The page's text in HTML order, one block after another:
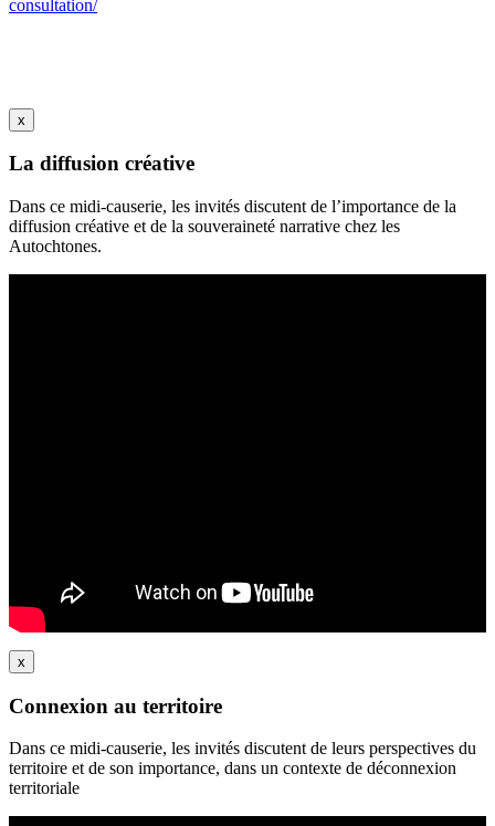
consultation/
x
La diffusion créative
Dans ce midi-causerie, les invités discutent de l’importance de la
diffusion créative et de la souveraineté narrative chez les
Autochtones.
x
Connexion au territoire
Dans ce midi-causerie, les invités discutent de leurs perspectives du
territoire et de son importance, dans un contexte de déconnexion
territoriale